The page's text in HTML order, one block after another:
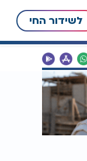
לשידור החי